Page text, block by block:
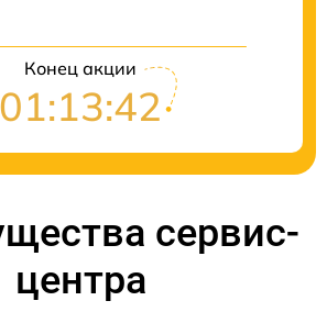
Конец акции
01:13:41
сервис-
центра